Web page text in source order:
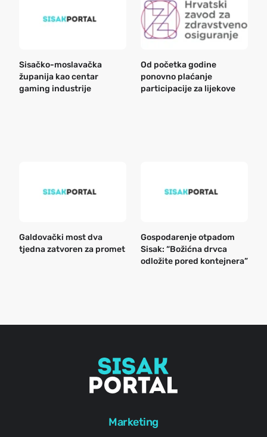
Sisačko-moslavačka
županija kao centar
gaming industrije
Od početka godine
ponovno plaćanje
participacije za lijekove
Galdovački most dva
tjedna zatvoren za promet
Gospodarenje otpadom
Sisak: “Božićna drvca
odložite pored kontejnera”
Marketing